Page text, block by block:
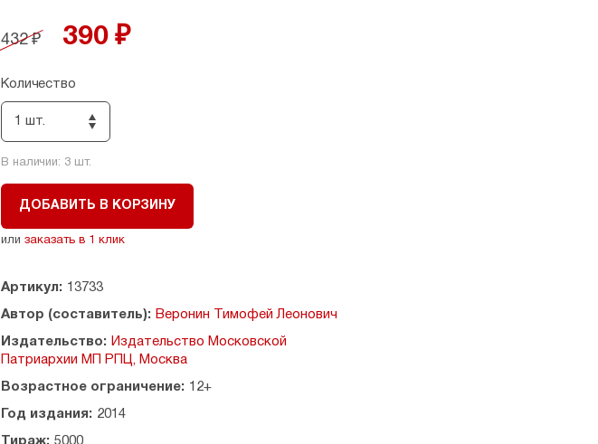
случается настоящее чудо. Чудо встречи со святыми. Из этой книжки вы также
узнаете, почему это чудо называется Толгским.
Допущено к распространению Издательским Советом Русской Православной
432 ₽ 390 ₽
Количество
1 шт.
В наличии: 3шт.
ДОБАВИТЬ В КОРЗИНУ
или заказать в 1 клик
Артикул: 13733
Автор (составитель): Веронин Тимофей Леонович
Издательство: Издательство Московской
Патриархии МП РПЦ, Москва
Возрастное ограничение: 12+
Год издания: 2014
Тираж: 5000